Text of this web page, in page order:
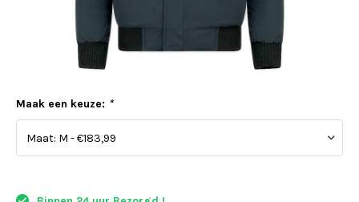
Maak een keuze: *